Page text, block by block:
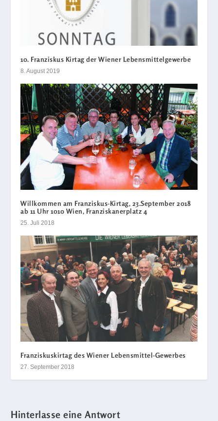
10. Franziskus Kirtag der Wiener Lebensmittelgewerbe
8. August 2019
Willkommen am Franziskus-Kirtag, 23.September 2018
ab 11 Uhr 1010 Wien, Franziskanerplatz 4
25. Juli 2018
Franziskuskirtag des Wiener Lebensmittel-Gewerbes
27. September 2018
Hinterlasse eine Antwort